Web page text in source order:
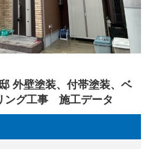
外壁塗装、付帯塗装、ベ
ング工事 施工データ